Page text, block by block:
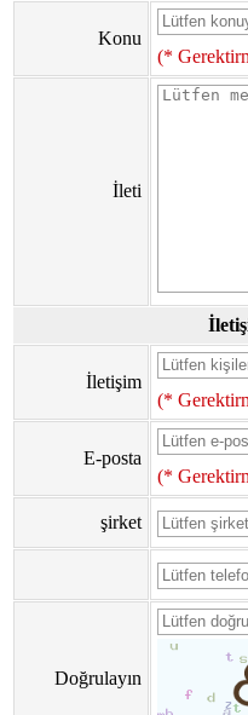
Konu
(*
İleti
İletişim
(*
E-posta
(*
şirket
Doğrulayın